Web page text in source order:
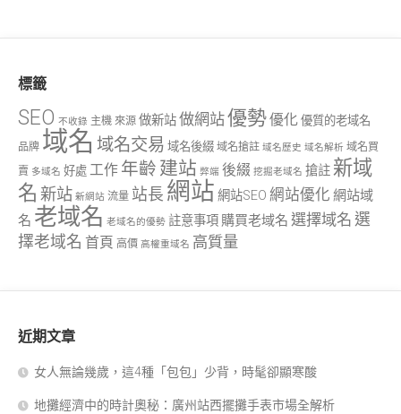
標籤
SEO 不收錄 主機 來源 做新站做網站優勢優化 優質的老域名
品牌 域名 域名交易 域名後綴 域名搶註 域名歷史 域名解析 域名買
賣 多域名 好處 工作 年齡 建站 弊端 後綴 挖掘老域名 搶註 新域
名 新站 新網站 流量 站長 網站 網站SEO 網站優化 網站域
名 老域名 老域名的優勢 註意事項 購買老域名 選擇域名 選
擇老域名 首頁 高價 高權重域名 高質量
近期文章
女人無論幾歲，這4種「包包」少背，時髦卻顯寒酸
地攤經濟中的時計奧秘：廣州站西擺攤手表市場全解析